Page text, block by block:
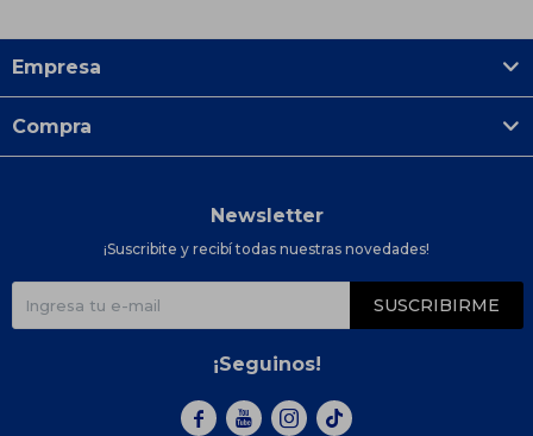
Empresa
Compra
Newsletter
¡Suscribite y recibí todas nuestras novedades!
SUSCRIBIRME
¡Seguinos!
  